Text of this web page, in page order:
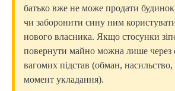
батько вже не може продати
чи заборонити сину ним
нового власника. Якщо стосунки
повернути майно можна лише через
вагомих підстав (обман, насильство,
момент укладання).